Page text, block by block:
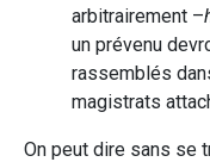
arbitrairement –
un prévenu
rassemblés
magistrats
On peut dire sans se